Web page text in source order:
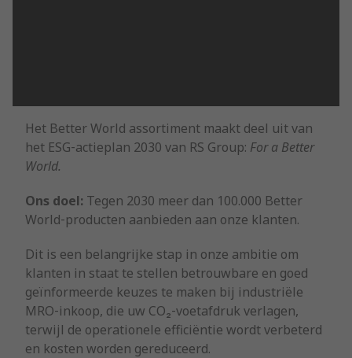
Het Better World assortiment maakt deel uit van
het ESG‑actieplan 2030 van RS Group: For a Better
World.
Ons doel: Tegen 2030 meer dan 100.000 Better
World‑producten aanbieden aan onze klanten.
Dit is een belangrijke stap in onze ambitie om
klanten in staat te stellen betrouwbare en goed
geïnformeerde keuzes te maken bij industriële
MRO‑inkoop, die uw CO₂‑voetafdruk verlagen,
terwijl de operationele efficiëntie wordt verbeterd
en kosten worden gereduceerd.